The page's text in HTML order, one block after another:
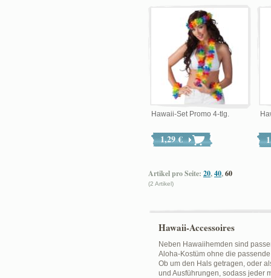
Hawaii-Set Promo 4-tlg.
1,29 €
Artikel pro Seite: 20,40,60
(2 Artikel)
Hawaii-Accessoires
Neben Hawaiihemden sind
Aloha-Kostüm ohne die
Ob um den Hals getragen, oder
und Ausführungen, sodass jeder